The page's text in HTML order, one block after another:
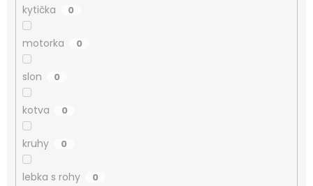
kytička 0
motorka 0
slon 0
kotva 0
kruhy 0
lebka s rohy 0